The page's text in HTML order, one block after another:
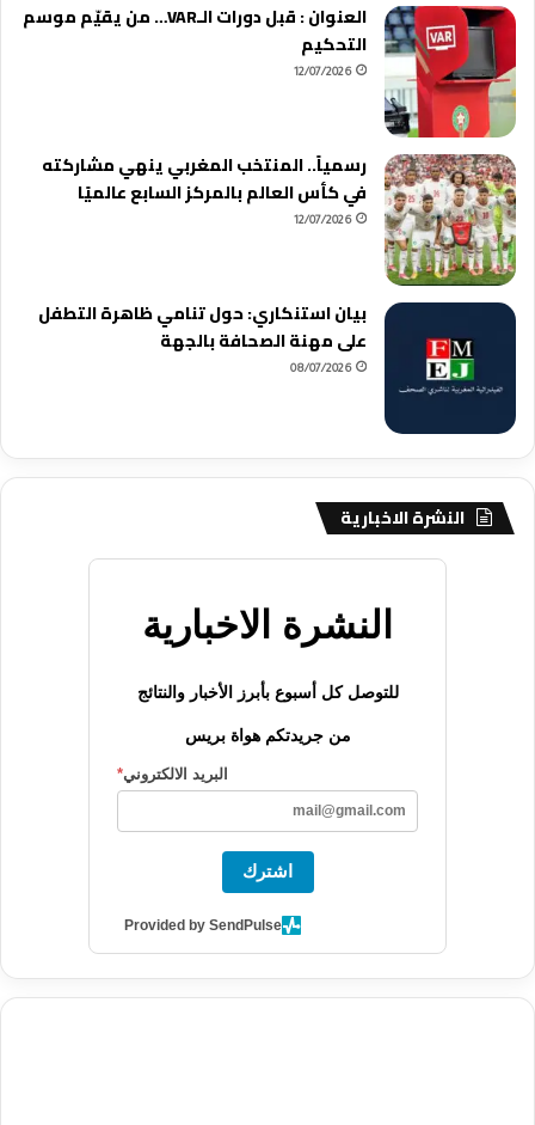
العنوان : قبل دورات الـVAR… من يقيّم موسم
التحكيم
12/07/2026
رسمياً.. المنتخب المغربي ينهي مشاركته
في كأس العالم بالمركز السابع عالميًا
12/07/2026
بيان استنكاري: حول تنامي ظاهرة التطفل
على مهنة الصحافة بالجهة
08/07/2026
النشرة الاخبارية
النشرة الاخبارية
للتوصل كل أسبوع بأبرز الأخبار والنتائج
من جريدتكم هواة بريس
البريد الالكتروني*
اشترك
Provided by SendPulse